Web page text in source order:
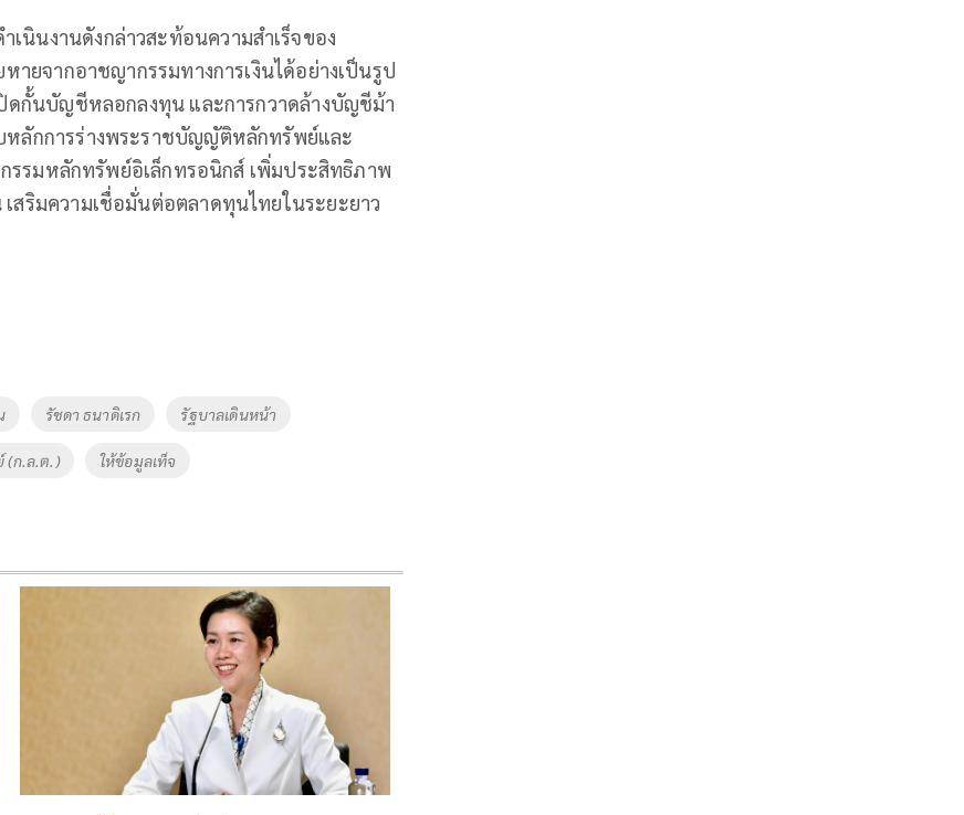
นินงานดังกล่าวสะท้อนความสำเร็จของ
ายจากอาชญากรรมทางการเงินได้อย่างเป็นรูป
ดกั้นบัญชีหลอกลงทุน และการกวาดล้างบัญชีม้า
ลักการร่างพระราชบัญญัติหลักทรัพย์และ
รมหลักทรัพย์อิเล็กทรอนิกส์ เพิ่มประสิทธิภาพ
สริมความเชื่อมั่นต่อตลาดทุนไทยในระยะยาว
รัชดา ธนาดิเรก รัฐบาลเดินหน้า
(ก.ล.ต.) ให้ข้อมูลเท็จ